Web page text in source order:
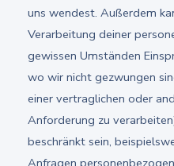
uns wendest. Außerdem
Verarbeitung deiner
gewissen Umständen
wo wir nicht gezwungen
einer vertraglichen oder
Anforderung zu
beschränkt sein,
Anfragen